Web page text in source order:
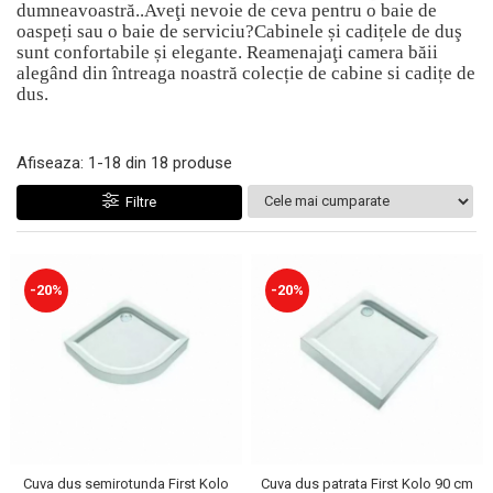
Accesorii lavoare
Cabine si usi de dus
Cadite dus
Rigole dus, sifoane
Cazi drepte
Cazi de colt
Cazi asimetrice
Paravane pentru cada
Piese si accesorii pentru cazi
Sifoane -sisteme de umplere cazi
Rezervoare WC
Baterii bucatarie
Grohe
Hansgrohe
Ideal Standard
Oristo
Tece
Villeroy&Boch
dumneavoastră..Aveţi nevoie de ceva pentru o baie de
oaspeți sau o baie de serviciu?Cabinele și cadițele de duş
sunt confortabile și elegante. Reamenajaţi camera băii
alegând din întreaga noastră colecție de cabine si cadițe de
dus.
Afiseaza: 1-18 din 18 produse
Filtre
-20%
Cuva dus semirotunda First Kolo
-20%
Cuva dus patrata First Kolo 90 cm